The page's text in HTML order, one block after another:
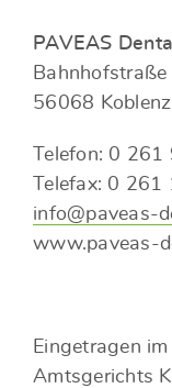
PAVEAS
56068 Koblenz
Telefon: 0
Telefax: 0
info@paveas-
www.paveas-
Eingetragen
Amtsgerichts